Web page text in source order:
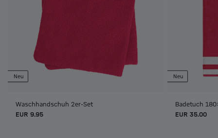
Neu
Waschhandschuh 2er-Set
EUR 9.95
Neu
Badetuch
EUR 35.00